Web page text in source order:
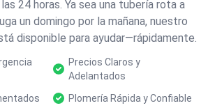
24 horas. Ya sea una tubería rota a
un domingo por la mañana, nuestro
disponible para ayudar—rápidamente.
Precios Claros y
Adelantados
Plomería Rápida y Confiable